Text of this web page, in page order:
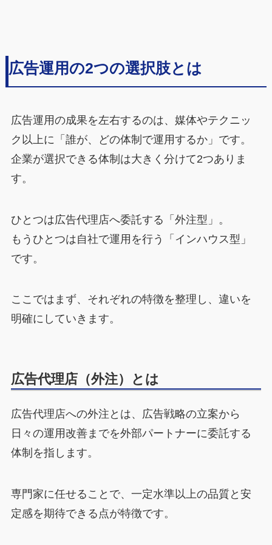
広告運用の2つの選択肢とは
広告運用の成果を左右するのは、媒体やテクニッ
ク以上に「誰が、どの体制で運用するか」です。
企業が選択できる体制は大きく分けて2つありま
す。
ひとつは広告代理店へ委託する「外注型」。
もうひとつは自社で運用を行う「インハウス型」
です。
ここではまず、それぞれの特徴を整理し、違いを
明確にしていきます。
広告代理店（外注）とは
広告代理店への外注とは、広告戦略の立案から
日々の運用改善までを外部パートナーに委託する
体制を指します。
専門家に任せることで、一定水準以上の品質と安
定感を期待できる点が特徴です。